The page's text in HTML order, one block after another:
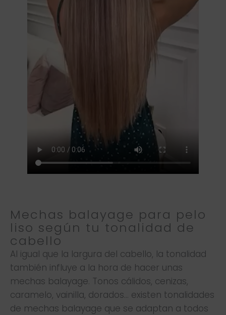
Mechas balayage para pelo
liso según tu tonalidad de
cabello
Al igual que la largura del cabello, la tonalidad
también influye a la hora de hacer unas
mechas balayage. Tonos cálidos, cenizas,
caramelo, vainilla, dorados… existen tonalidades
de mechas balayage que se adaptan a todos